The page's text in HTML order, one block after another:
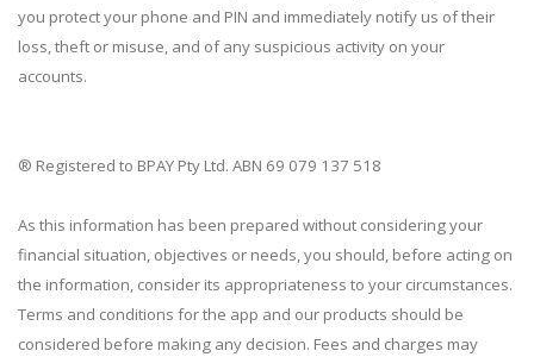
you protect your phone and PIN and immediately notify us of their
loss, theft or misuse, and of any suspicious activity on your
accounts.
® Registered to BPAY Pty Ltd. ABN 69 079 137 518
As this information has been prepared without considering your
financial situation, objectives or needs, you should, before acting on
the information, consider its appropriateness to your circumstances.
Terms and conditions for the app and our products should be
considered before making any decision. Fees and charges may